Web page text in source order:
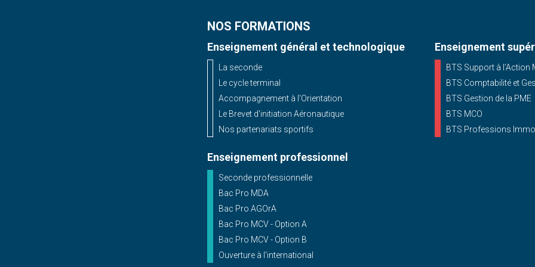
NOS FORMATIONS
Enseignement général et technologique
La seconde
Le cycle terminal
Accompagnement à l'Orientation
Le Brevet d'initiation Aéronautique
Nos partenariats sportifs
Enseignement professionnel
Seconde professionnelle
Bac Pro MDA
Bac Pro AGOrA
Bac Pro MCV - Option A
Bac Pro MCV - Option B
Ouverture à l'international
Enseignement
BTS Support à l’Action
BTS Comptabilité et
BTS Gestion de la PME
BTS MCO
BTS Professions